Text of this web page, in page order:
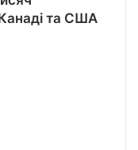
Канаді та США